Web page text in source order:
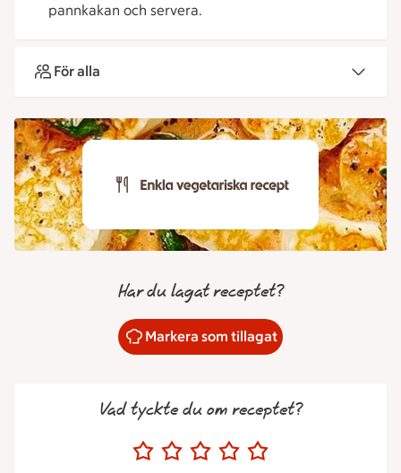
pannkakan och servera.
För alla
Har du lagat receptet?
Markera som tillagat
Vad tyckte du om receptet?